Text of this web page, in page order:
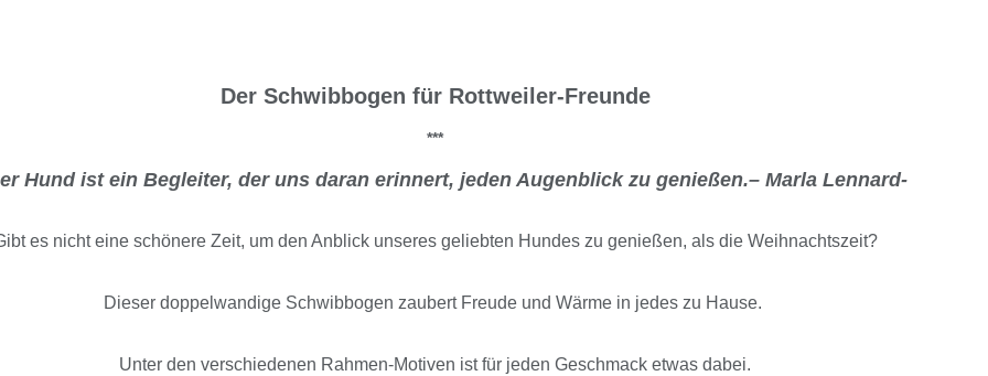
Der Schwibbogen für Rottweiler-Freunde
***
Hund ist ein Begleiter, der uns daran erinnert, jeden Augenblick zu genießen.– Marla Lennard-
es nicht eine schönere Zeit, um den Anblick unseres geliebten Hundes zu genießen, als die Weihnachtszeit?
Dieser doppelwandige Schwibbogen zaubert Freude und Wärme in jedes zu Hause.
Unter den verschiedenen Rahmen-Motiven ist für jeden Geschmack etwas dabei.